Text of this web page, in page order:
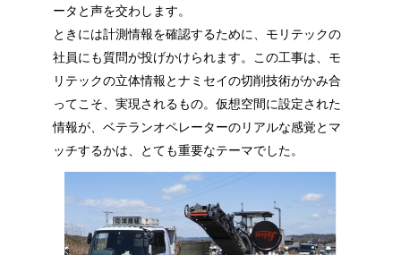
ータと声を交わします。
ときには計測情報を確認するために、モリテックの
社員にも質問が投げかけられます。この工事は、モ
リテックの立体情報とナミセイの切削技術がかみ合
ってこそ、実現されるもの。仮想空間に設定された
情報が、ベテランオペレーターのリアルな感覚とマ
ッチするかは、とても重要なテーマでした。